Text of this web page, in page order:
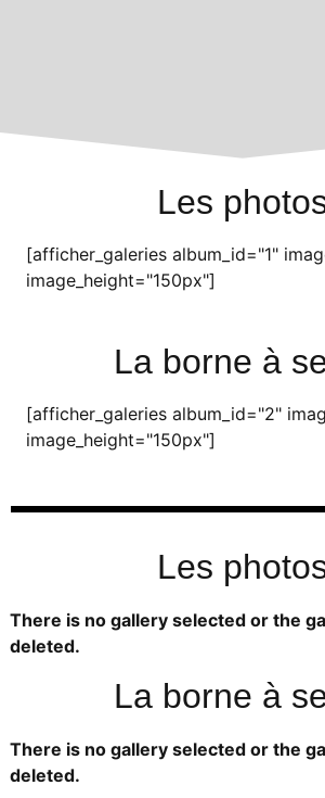
Les
[afficher_galeries album_id="1"
image_height="150px"]
La borne à
[afficher_galeries album_id="2"
image_height="150px"]
Les
There is no gallery selected or the
deleted.
La borne à
There is no gallery selected or the
deleted.